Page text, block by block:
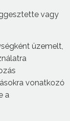
vagy
üzemelt,
vonatkozó
a